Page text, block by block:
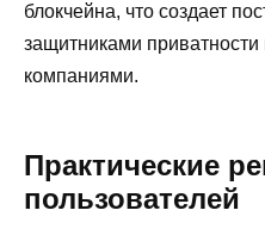
блокчейна, что создает
защитниками приватности
компаниями.
Практические
пользователей